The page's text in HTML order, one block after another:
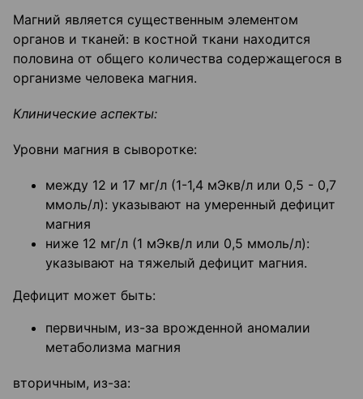
Магний является существенным элементом
органов и тканей: в костной ткани находится
половина от общего количества содержащегося в
организме человека магния.
Клинические аспекты:
Уровни магния в сыворотке:
между 12 и 17 мг/л (1-1,4 мЭкв/л или 0,5 - 0,7
ммоль/л): указывают на умеренный дефицит
магния
ниже 12 мг/л (1 мЭкв/л или 0,5 ммоль/л):
указывают на тяжелый дефицит магния.
Дефицит может быть:
первичным, из-за врожденной аномалии
метаболизма магния
вторичным, из-за: